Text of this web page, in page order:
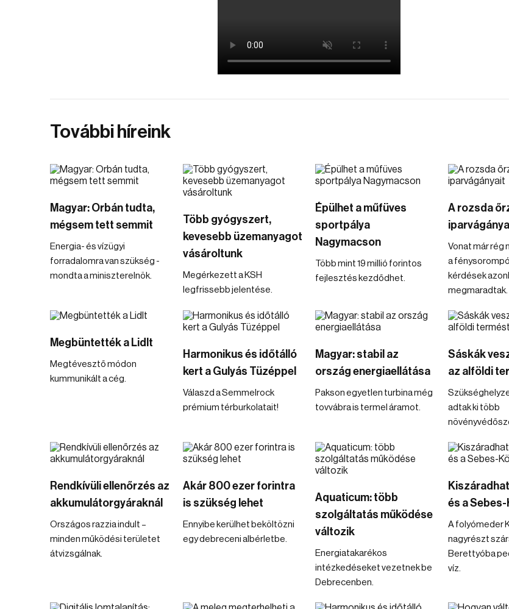
További híreink
Magyar: Orbán tudta,
mégsem tett semmit
Energia- és vízügyi
forradalomra van szükség -
mondta a miniszterelnök.
Több gyógyszert,
kevesebb üzemanyagot
vásároltunk
Megérkezett a KSH
legfrissebb jelentése.
Épülhet a műfüves
sportpálya
Nagymacson
Több mint 19 millió forintos
fejlesztés kezdődhet.
A rozsda
Vonat már rég
a
kérdések
megmaradtak.
Megbüntették a Lidlt
Megtévesztő módon
kummunikált a cég.
Harmonikus és időtálló
kert a Gulyás Tüzéppel
Válaszd a Semmelrock
prémium térburkolatait!
Magyar: stabil az
ország energiaellátása
Pakson egyetlen turbina még
tovvábra is termel áramot.
Sáskák
az alföldi
adtak ki több
Rendkívüli ellenőrzés az
akkumulátorgyáraknál
Országos razzia indult –
minden működési területet
átvizsgálnak.
Akár 800 ezer forintra
is szükség lehet
Ennyibe kerülhet beköltözni
egy debreceni albérletbe.
Aquaticum: több
szolgáltatás működése
változik
Energiatakarékos
intézkedéseket vezetnek be
Debrecenben.
és a
A folyómeder
nagyrészt
Berettyóba
víz.